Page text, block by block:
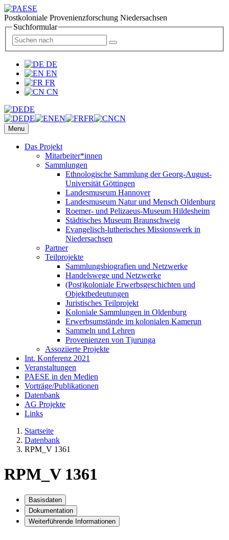
Postkoloniale Provenienzforschung Niedersachsen
Suchformular
DE
EN
FR
CN
DE
DE
EN FR CN
Menu
Das Projekt
Mitarbeiter*innen
Sammlungen
Ethnologische Sammlung der Georg-August-
Universität Göttingen
Landesmuseum Hannover
Landesmuseum Natur und Mensch Oldenburg
Roemer- und Pelizaeus-Museum Hildesheim
Städtisches Museum Braunschweig
Evangelisch-lutherisches Missionswerk in
Niedersachsen
Partner
Teilprojekte
Sammlungsbiografien und Netzwerke
Handelswege und Netzwerke
(Post)koloniale Erwerbsgeschichten und
Objektbedeutungen
Juristisches Teilprojekt
Koloniale Sammlungen in Oldenburg
Erwerbsumstände im kolonialen Kamerun
Sammeln und Lehren
Provenienzen von Tjurunga
Assoziierte Projekte
Int. Konferenz 2021
Veranstaltungen
PAESE in den Medien
Vorträge/Publikationen
Datenbank
AG Projekte
Links
Startseite
Datenbank
RPM_V 1361
RPM_V 1361
Basisdaten
Dokumentation
Weiterführende Informationen